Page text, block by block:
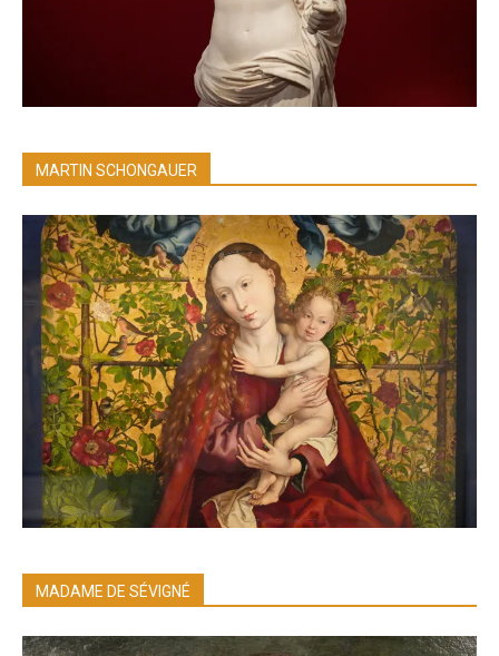
MARTIN SCHONGAUER
MADAME DE SÉVIGNÉ